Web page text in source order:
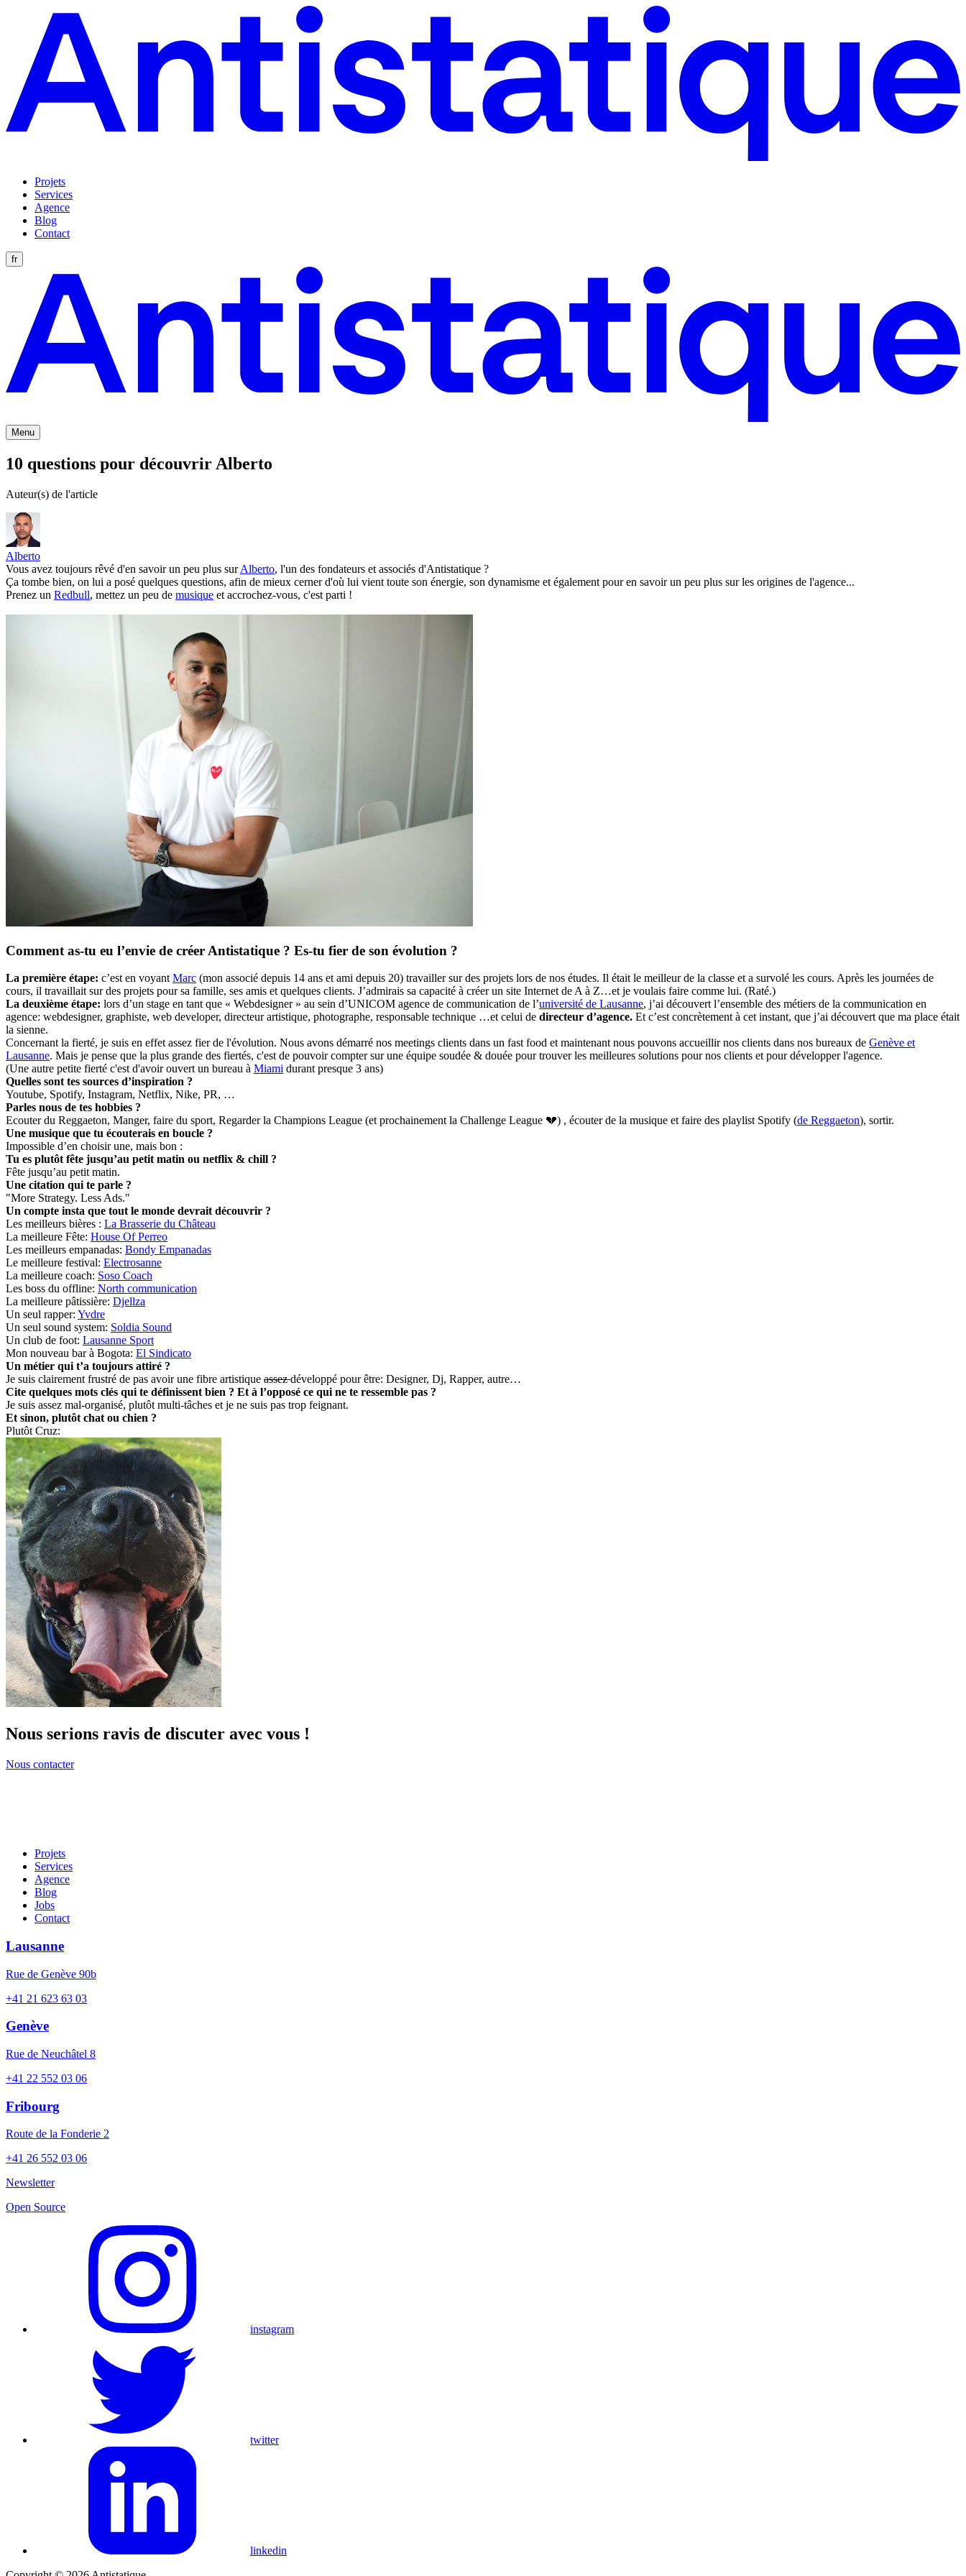
Projets
Services
Agence
Blog
Contact
fr
Menu
10 questions pour découvrir Alberto
Auteur(s) de l'article
Alberto
Vous avez toujours rêvé d'en savoir un peu plus surAlberto, l'un des fondateurs et associés d'Antistatique ?
Ça tombe bien, on lui a posé quelques questions, afin de mieux cerner d'où lui vient toute son énergie, son dynamisme et également pour en savoir un peu plus sur les origines de l'agence...
Prenez un Redbull, mettez un peu de musique et accrochez-vous, c'est parti !
Comment as-tu eu l’envie de créer Antistatique ? Es-tu fier de son évolution ?
La première étape: c’est en voyant Marc (mon associé depuis 14 ans et ami depuis 20) travailler sur des projets lors de nos études. Il était le meilleur de la classe et a survolé les cours. Après les journées de
cours, il travaillait sur des projets pour sa famille, ses amis et quelques clients. J’admirais sa capacité à créer un site Internet de A à Z…et je voulais faire comme lui. (Raté.)
La deuxième étape: lors d’un stage en tant que « Webdesigner » au sein d’UNICOM agence de communication de l’université de Lausanne, j’ai découvert l’ensemble des métiers de la communication en
agence: webdesigner, graphiste, web developer, directeur artistique, photographe, responsable technique …et celui de directeur d’agence. Et c’est concrètement à cet instant, que j’ai découvert que ma place était
la sienne.
Concernant la fierté, je suis en effet assez fier de l'évolution. Nous avons démarré nos meetings clients dans un fast food et maintenant nous pouvons accueillir nos clients dans nos bureaux de Genève et
Lausanne. Mais je pense que la plus grande des fiertés, c'est de pouvoir compter sur une équipe soudée & douée pour trouver les meilleures solutions pour nos clients et pour développer l'agence.
(Une autre petite fierté c'est d'avoir ouvert un bureau à Miami durant presque 3 ans)
Quelles sont tes sources d’inspiration ?
Youtube, Spotify, Instagram, Netflix, Nike, PR, …
Parles nous de tes hobbies ?
Ecouter du Reggaeton, Manger, faire du sport, Regarder la Champions League (et prochainement la Challenge League 💔) , écouter de la musique et faire des playlist Spotify (de Reggaeton), sortir.
Une musique que tu écouterais en boucle ?
Impossible d’en choisir une, mais bon :
Tu es plutôt fête jusqu’au petit matin ou netflix & chill ?
Fête jusqu’au petit matin.
Une citation qui te parle ?
"More Strategy. Less Ads."
Un compte insta que tout le monde devrait découvrir ?
Les meilleurs bières : La Brasserie du Château
La meilleure Fête: House Of Perreo
Les meilleurs empanadas: Bondy Empanadas
Le meilleure festival: Electrosanne
La meilleure coach: Soso Coach
Les boss du offline: North communication
La meilleure pâtissière: Djellza
Un seul rapper: Yvdre
Un seul sound system: Soldia Sound
Un club de foot: Lausanne Sport
Mon nouveau bar à Bogota: El Sindicato
Un métier qui t’a toujours attiré ?
Je suis clairement frustré de pas avoir une fibre artistique assezdéveloppé pour être: Designer, Dj, Rapper, autre…
Cite quelques mots clés qui te définissent bien ? Et à l’opposé ce qui ne te ressemble pas ?
Je suis assez mal-organisé, plutôt multi-tâches et je ne suis pas trop feignant.
Et sinon, plutôt chat ou chien ?
Plutôt Cruz:
Nous serions ravis de discuter avec vous !
Nous contacter
Projets
Services
Agence
Blog
Jobs
Contact
Lausanne
Rue de Genève 90b
+41 21 623 63 03
Genève
Rue de Neuchâtel 8
+41 22 552 03 06
Fribourg
Route de la Fonderie 2
+41 26 552 03 06
Newsletter
Open Source
instagram
twitter
linkedin